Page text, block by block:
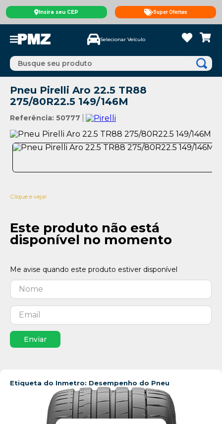
Insira seu CEP Super Ofertas
Selecionar Veículo
Busque seu produto
Pneu Pirelli Aro 22.5 TR88
275/80R22.5 149/146M
Referência: 50777
Clique e veja!
Este produto não está
disponível no momento
Enviar
Etiqueta do Inmetro: Desempenho do Pneu